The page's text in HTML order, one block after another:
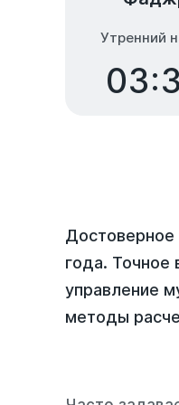
Утренний
Достоверное
года. Точное
управление
методы